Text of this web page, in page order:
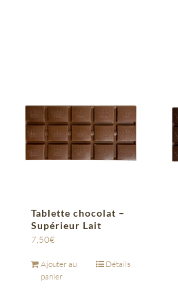
Tablette chocolat –
Supérieur Lait
7,50€
Ajouter au
panier
Détails